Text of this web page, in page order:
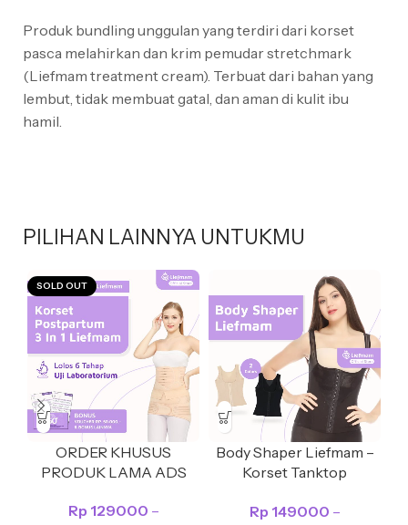
Produk bundling unggulan yang terdiri dari korset
pasca melahirkan dan krim pemudar stretchmark
(Liefmam treatment cream). Terbuat dari bahan yang
lembut, tidak membuat gatal, dan aman di kulit ibu
hamil.
PILIHAN LAINNYA UNTUKMU
SOLD OUT
ORDER KHUSUS
PRODUK LAMA ADS
Rp 129000 –
Body Shaper Liefmam –
Korset Tanktop
Pengecil Perut
Rp 149000 –